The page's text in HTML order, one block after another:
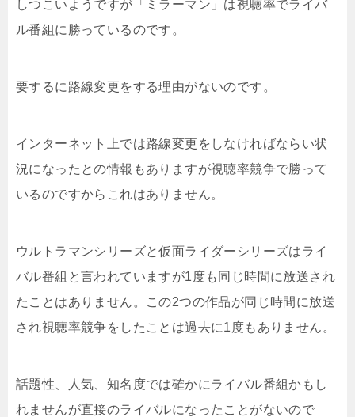
しつこいようですが「ミラーマン」は視聴率でライバ
ル番組に勝っているのです。
要するに路線変更をする理由がないのです。
インターネット上では路線変更をしなければならい状
況になったとの情報もありますが視聴率競争で勝って
いるのですからこれはありません。
ウルトラマンシリーズと仮面ライダーシリーズはライ
バル番組と言われていますが1度も同じ時間に放送され
たことはありません。この2つの作品が同じ時間に放送
され視聴率競争をしたことは過去に1度もありません。
話題性、人気、知名度では確かにライバル番組かもし
れませんが直接のライバルになったことがないので